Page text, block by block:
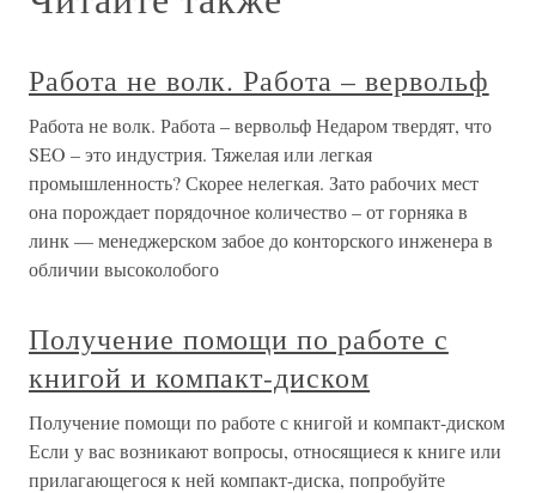
Работа не волк. Работа – вервольф
Работа не волк. Работа – вервольф Недаром твердят, что
SEO – это индустрия. Тяжелая или легкая
промышленность? Скорее нелегкая. Зато рабочих мест
она порождает порядочное количество – от горняка в
линк — менеджерском забое до конторского инженера в
обличии высоколобого
Получение помощи по работе с
книгой и компакт-диском
Получение помощи по работе с книгой и компакт-диском
Если у вас возникают вопросы, относящиеся к книге или
прилагающегося к ней компакт-диска, попробуйте